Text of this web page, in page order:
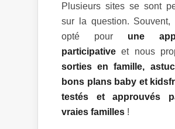
Plusieurs sites se sont
sur la question. Souvent,
opté pour une
participativeet nous
sorties en famille,
bons plans baby et
testés et approuvés
vraies familles !